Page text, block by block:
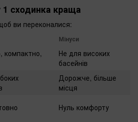
1 сходинка краща
ви переконалися:
Мінуси
компактно,
Не для високих
басейнів
Дорожче, більше
місця
Нуль комфорту